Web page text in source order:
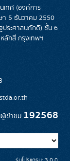
เทศ (องค์การ
า 5 ธันวาคม 2550
ประศาสนภักดี) ชั้น 6
ลักสี่ กรุงเทพฯ
เข้าชม 192568